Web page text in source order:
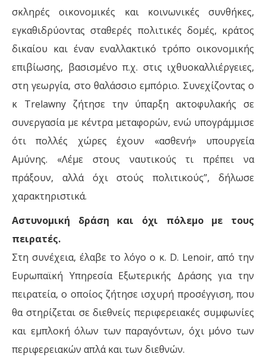
σκληρές οικονομικές και κοινωνικές συνθήκες,
εγκαθιδρύοντας σταθερές πολιτικές δομές, κράτος
δικαίου και έναν εναλλακτικό τρόπο οικονομικής
επιβίωσης, βασισμένο π.χ. στις ιχθυοκαλλιέργειες,
στη γεωργία, στο θαλάσσιο εμπόριο. Συνεχίζοντας ο
κ Trelawny ζήτησε την ύπαρξη ακτοφυλακής σε
συνεργασία µε κέντρα μεταφορών, ενώ υπογράμμισε
ότι πολλές χώρες έχουν «ασθενή» υπουργεία
Αμύνης. «Λέμε στους ναυτικούς τι πρέπει να
πράξουν, αλλά όχι στούς πολιτικούς”, δήλωσε
χαρακτηριστικά.
Αστυνομική δράση και όχι πόλεμο µε τους
πειρατές.
Στη συνέχεια, έλαβε το λόγο ο κ. D. Lenoir, από την
Ευρωπαϊκή Υπηρεσία Εξωτερικής Δράσης για την
πειρατεία, ο οποίος ζήτησε ισχυρή προσέγγιση, που
θα στηρίζεται σε διεθνείς περιφερειακές συμφωνίες
και εμπλοκή όλων των παραγόντων, όχι μόνο των
περιφερειακών απλά και των διεθνών.